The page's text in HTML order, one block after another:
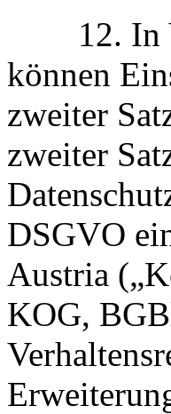
12. In
können
zweiter
zweiter
DSGVO
Austria
KOG,